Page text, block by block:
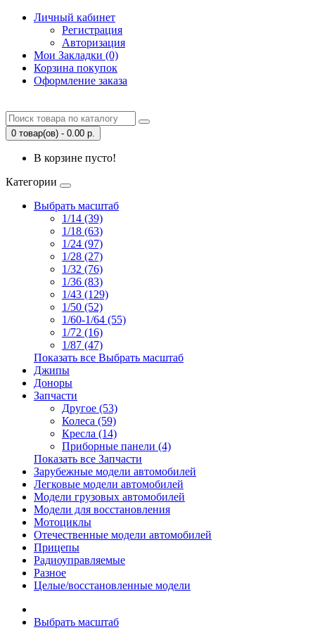
Личный кабинет
Регистрация
Авторизация
Мои Закладки (0)
Корзина покупок
Оформление заказа
0 товар(ов) - 0.00 р.
В корзине пусто!
Категории
Выбрать масштаб
1/14 (39)
1/18 (63)
1/24 (97)
1/28 (27)
1/32 (76)
1/36 (83)
1/43 (129)
1/50 (52)
1/60-1/64 (55)
1/72 (16)
1/87 (47)
Показать все Выбрать масштаб
Джипы
Доноры
Запчасти
Другое (53)
Колеса (59)
Кресла (14)
Приборные панели (4)
Показать все Запчасти
Зарубежные модели автомобилей
Легковые модели автомобилей
Модели грузовых автомобилей
Модели для восстановления
Мотоциклы
Отечественные модели автомобилей
Прицепы
Радиоуправляемые
Разное
Целые/восстановленные модели
Выбрать масштаб